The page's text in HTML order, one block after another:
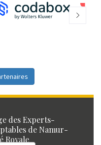
des Experts-
de Namur-
Royale